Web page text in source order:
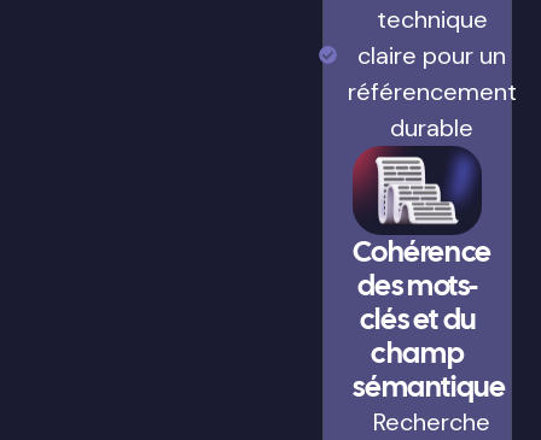
technique
claire pour un
référencement
durable
Cohérence
des mots-
clés et du
champ
sémantique
Recherche